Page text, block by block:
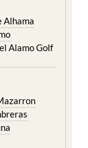
Alhama
Alamo Golf